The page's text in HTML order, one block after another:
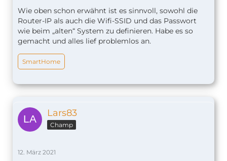
Wie oben schon erwähnt ist es sinnvoll, sowohl die
Router-IP als auch die Wifi-SSID und das Passwort
wie beim „alten“ System zu definieren. Habe es so
gemacht und alles lief problemlos an.
SmartHome
Lars83
Champ
12. März 2021